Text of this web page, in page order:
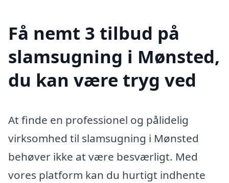
Få nemt 3 tilbud på
slamsugning i Mønsted,
du kan være tryg ved
At finde en professionel og pålidelig
virksomhed til slamsugning i Mønsted
behøver ikke at være besværligt. Med
vores platform kan du hurtigt indhente